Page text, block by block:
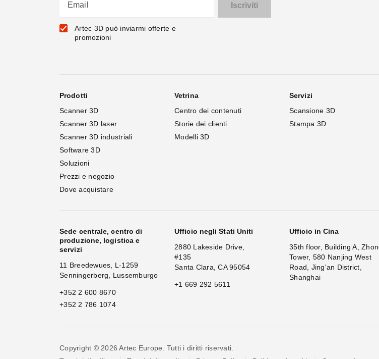
Email
Artec 3D può inviarmi offerte e
promozioni
Prodotti
Scanner 3D
Scanner 3D laser
Scanner 3D industriali
Software 3D
Soluzioni
Prezzi e negozio
Dove acquistare
Vetrina
Centro dei contenuti
Storie dei clienti
Modelli 3D
Servizi
Scansione 3D
Stampa 3D
Sede centrale, centro di
produzione, logistica e
servizi
11 Breedewues, L-1259
Senningerberg, Lussemburgo
+352 2 600 8670
+352 2 786 1074
Ufficio negli Stati Uniti
2880 Lakeside Drive,
#135
Santa Clara, CA 95054
+1 669 292 5611
Ufficio in Cina
35th floor, Building A,
Tower, 580 Nanjing West
Road, Jing'an District,
Shanghai
Copyright © 2026 Artec Europe. Tutti i diritti riservati.